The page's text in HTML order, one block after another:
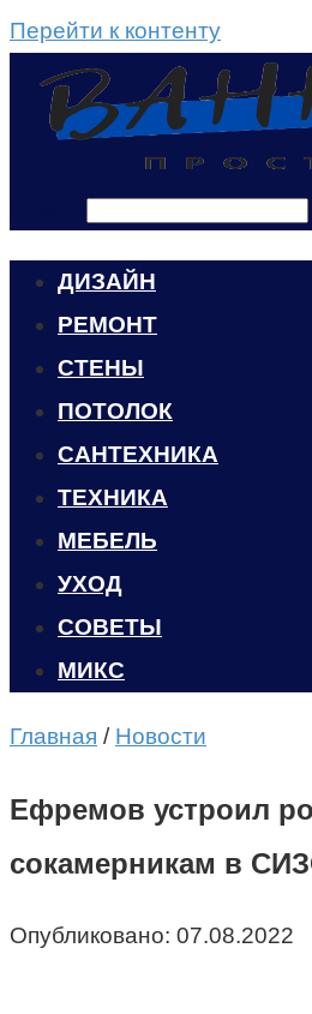
Перейти к контенту
ДИЗАЙН
РЕМОНТ
СТЕНЫ
ПОТОЛОК
САНТЕХНИКА
ТЕХНИКА
МЕБЕЛЬ
УХОД
CОВЕТЫ
МИКС
Главная / Новости
Ефремов устроил
сокамерникам в
Опубликовано: 07.08.2022